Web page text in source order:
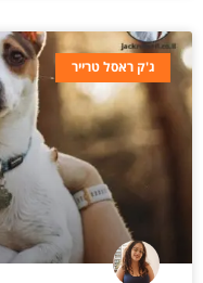
ג'ק ראסל טרייר